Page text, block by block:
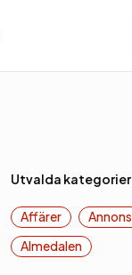
Utvalda kategorier
Affärer Annons
Almedalen